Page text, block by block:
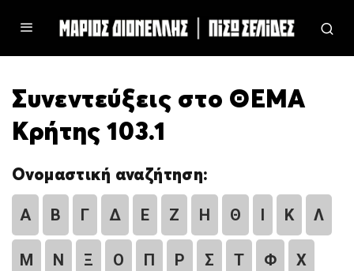
Συνεντεύξεις στο ΘΕΜΑ
Κρήτης 103.1
Ονομαστική αναζήτηση:
Α Β Γ Δ Ε Ζ Η Θ Ι Κ Λ
Μ Ν Ξ Ο Π Ρ Σ Τ Φ Χ